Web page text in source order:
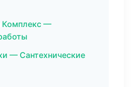
Комплекс —
— Сантехнические